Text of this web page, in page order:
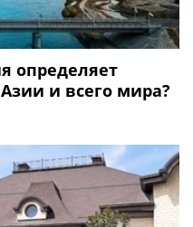
определяет
и всего мира?